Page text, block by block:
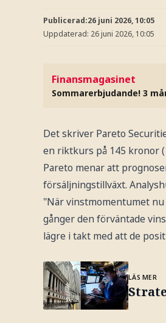
Publicerad:26 juni 2026, 10:05
Uppdaterad: 26 juni 2026, 10:05
Finansmagasinet
Sommarerbjudande! 3
Det skriver Pareto
en riktkurs på 145 kronor
Pareto menar att
försäljningstillväxt.
"När vinstmomentumet nu
gånger den förväntade
lägre i takt med att de
LÄS MER